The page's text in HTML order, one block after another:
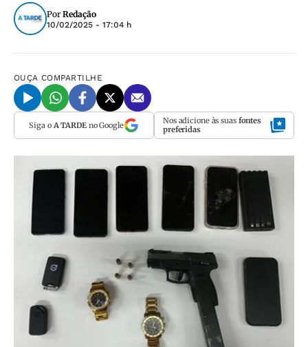
Por Redação
10/02/2025 - 17:04 h
OUÇA COMPARTILHE
Siga o A TARDEno Google Nos adicione às suas fontes
preferidas